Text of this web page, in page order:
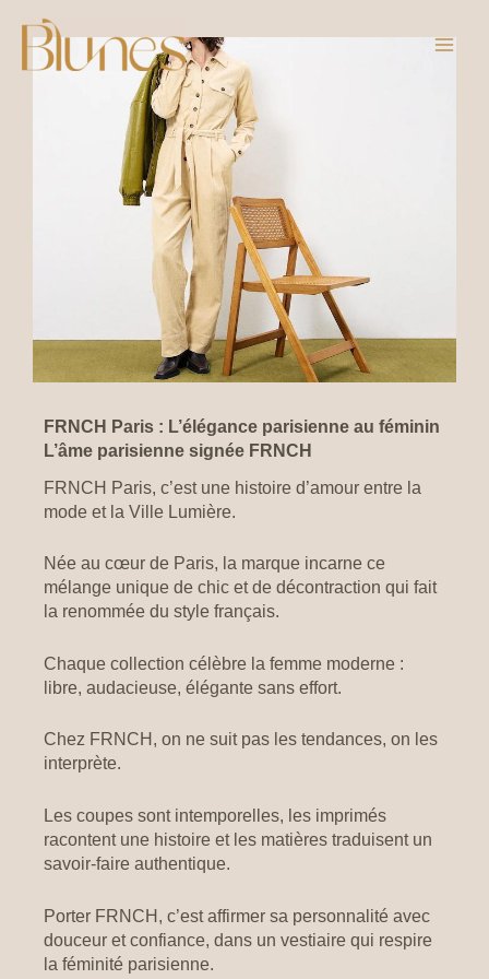
contenu
FRNCH Paris : L’élégance parisienne au féminin
L’âme parisienne signée FRNCH
FRNCH Paris, c’est une histoire d’amour entre la
mode et la Ville Lumière.
Née au cœur de Paris, la marque incarne ce
mélange unique de chic et de décontraction qui fait
la renommée du style français.
Chaque collection célèbre la femme moderne :
libre, audacieuse, élégante sans effort.
Chez FRNCH, on ne suit pas les tendances, on les
interprète.
Les coupes sont intemporelles, les imprimés
racontent une histoire et les matières traduisent un
savoir-faire authentique.
Porter FRNCH, c’est affirmer sa personnalité avec
douceur et confiance, dans un vestiaire qui respire
la féminité parisienne.